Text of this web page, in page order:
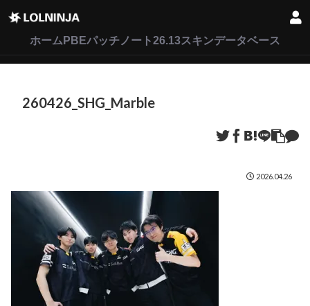
ホーム PBEパッチノート26.13スキンデータベース
260426_SHG_Marble
2026.04.26